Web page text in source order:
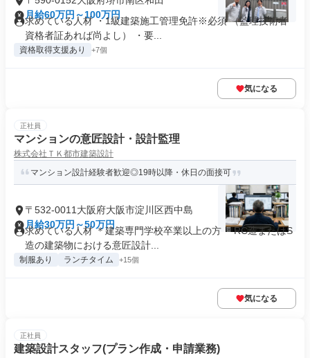
月給60万円～100万円
求めている人材 ・1級建築施工管理免許※必須 （監理技術者
資格者証あれば尚よし） ・要...
資格取得支援あり +7個
気になる
正社員
マンションの意匠設計・設計監理
株式会社ＴＫ都市建築設計
マンション設計経験者歓迎◎19時以降・休日の面接可
〒532-0011大阪府大阪市淀川区西中島
月給30万円～50万円
求めている人材 ＊建築専門学校卒業以上の方 ＊RC造またはS
造の建築物における意匠設計...
制服あり ランチタイム +15個
気になる
正社員
建築設計スタッフ(プラン作成・申請業務)